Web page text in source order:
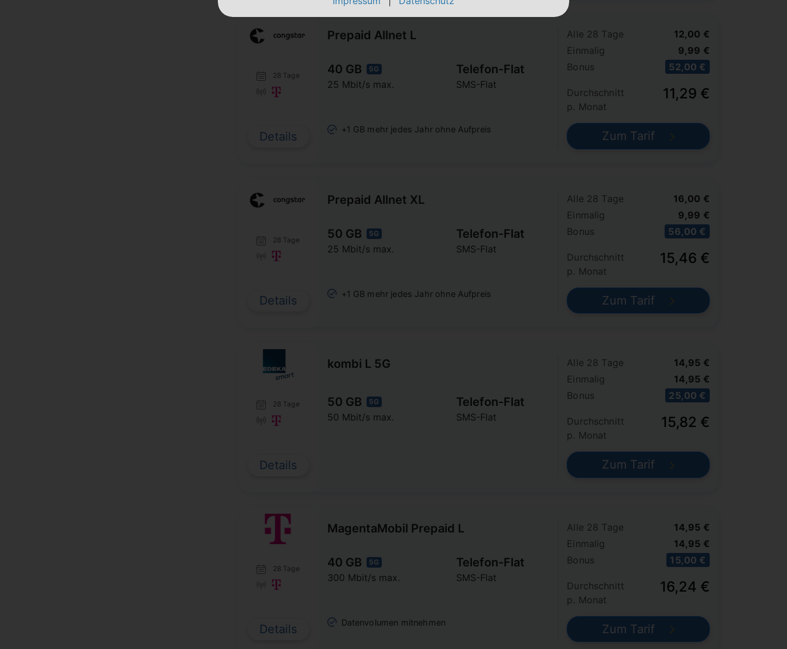
28 Tage
Details
Prepaid Allnet L
40 GB 5G
25 Mbit/s max.
Telefon-Flat
SMS-Flat
+1 GB mehr jedes Jahr ohne Aufpreis
Alle 28 Tage
Einmalig
Bonus
12,00 €
9,99 €
52,00 €
Durchschnitt
p. Monat
11,29 €
Zum Tarif
28 Tage
Details
Prepaid Allnet XL
50 GB 5G
25 Mbit/s max.
Telefon-Flat
SMS-Flat
+1 GB mehr jedes Jahr ohne Aufpreis
Alle 28 Tage
Einmalig
Bonus
16,00 €
9,99 €
56,00 €
Durchschnitt
p. Monat
15,46 €
Zum Tarif
28 Tage
Details
kombi L 5G
50 GB 5G
50 Mbit/s max.
Telefon-Flat
SMS-Flat
Alle 28 Tage
Einmalig
Bonus
14,95 €
14,95 €
25,00 €
Durchschnitt
p. Monat
15,82 €
Zum Tarif
28 Tage
Details
MagentaMobil Prepaid L
40 GB 5G
300 Mbit/s max.
Telefon-Flat
SMS-Flat
Datenvolumen mitnehmen
Alle 28 Tage
Einmalig
Bonus
14,95 €
14,95 €
15,00 €
Durchschnitt
p. Monat
16,24 €
Zum Tarif